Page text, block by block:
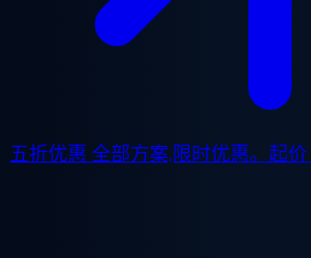
五折优惠 全部方案,限时优惠。起价